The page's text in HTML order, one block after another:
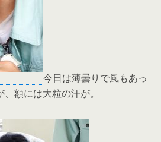
今日は薄曇りで風もあっ
額には大粒の汗が。